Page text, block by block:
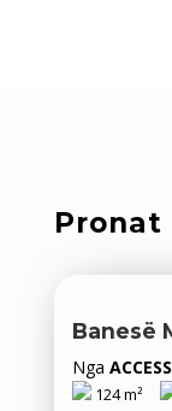
Pronat
Banesë
Nga ACCESS
124 m²